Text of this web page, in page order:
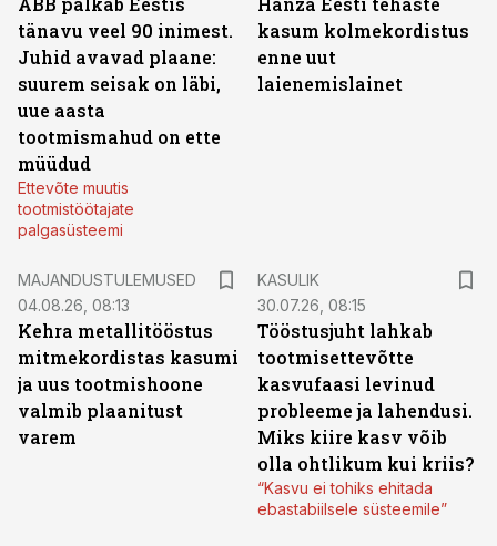
tänavu veel 90 inimest.
Juhid avavad plaane:
suurem seisak on läbi,
uue aasta
tootmismahud on ette
müüdud
Ettevõte muutis
tootmistöötajate
palgasüsteemi
kasum kolmekordistus
enne uut
laienemislainet
MAJANDUSTULEMUSED
04.08.26, 08:13
Kehra metallitööstus
mitmekordistas kasumi
ja uus tootmishoone
valmib plaanitust
varem
KASULIK
30.07.26, 08:15
Tööstusjuht lahkab
tootmisettevõtte
kasvufaasi levinud
probleeme ja lahendusi.
Miks kiire kasv võib
olla ohtlikum kui kriis?
“Kasvu ei tohiks ehitada
ebastabiilsele süsteemile”